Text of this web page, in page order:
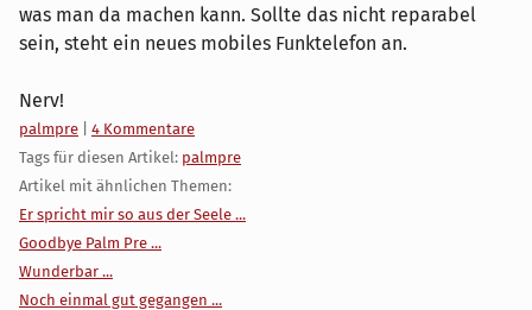
was man da machen kann. Sollte das nicht reparabel
sein, steht ein neues mobiles Funktelefon an.
Nerv!
Kategorien:
palmpre
4 Kommentare
Tags für diesen Artikel: palmpre
Artikel mit ähnlichen Themen:
Er spricht mir so aus der Seele ...
Goodbye Palm Pre ...
Wunderbar ...
Noch einmal gut gegangen ...